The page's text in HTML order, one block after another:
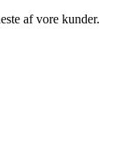
af vore kunder.